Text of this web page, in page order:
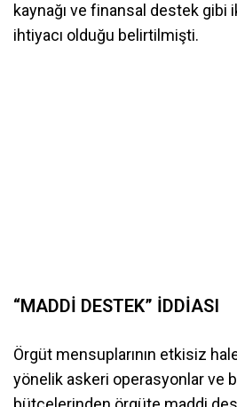
kaynağı ve finansal destek gibi
ihtiyacı olduğu belirtilmişti.
“MADDİ DESTEK” İDDİASI
Örgüt mensuplarının etkisiz
yönelik askeri operasyonlar ve